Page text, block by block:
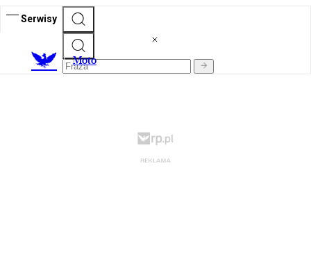
Serwisy
Moto